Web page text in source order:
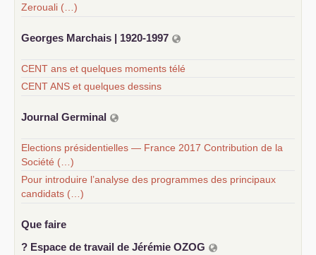
Zerouali (…)
Georges Marchais | 1920-1997
CENT ans et quelques moments télé
CENT ANS et quelques dessins
Journal Germinal
Elections présidentielles — France 2017 Contribution de la
Société (…)
Pour introduire l’analyse des programmes des principaux
candidats (…)
Que faire
? Espace de travail de Jérémie OZOG